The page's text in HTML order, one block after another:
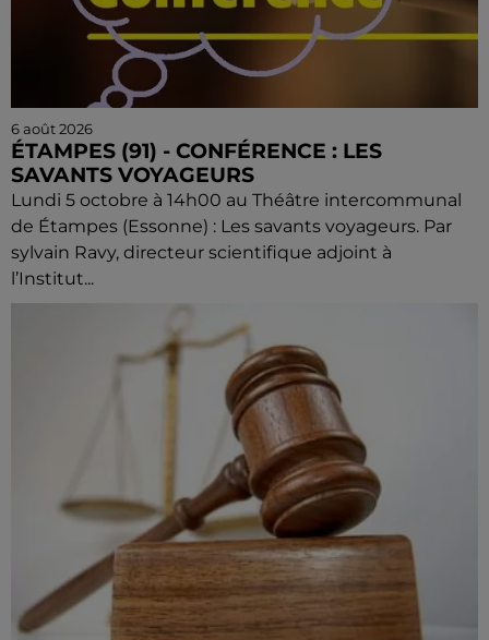
6 août 2026
ÉTAMPES (91) - CONFÉRENCE : LES
SAVANTS VOYAGEURS
Lundi 5 octobre à 14h00 au Théâtre intercommunal
de Étampes (Essonne) : Les savants voyageurs. Par
sylvain Ravy, directeur scientifique adjoint à
l’Institut...